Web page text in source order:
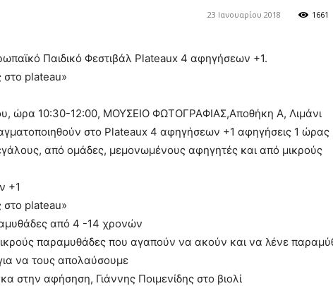
23 Ιανουαρίου 2018 1661
Παιδικό Φεστιβάλ Plateaux 4 αφηγήσεων +1.
στο plateau»
ώρα 10:30-12:00, ΜΟΥΣΕΙΟ ΦΩΤΟΓΡΑΦΙΑΣ,Αποθήκη Α, Λιμάνι
στο Plateaux 4 αφηγήσεων +1 αφηγήσεις 1 ώρας
από ομάδες, μεμονωμένους αφηγητές και από μικρούς
+1
στο plateau»
από 4 -14 χρονών
παραμυθάδες που αγαπούν να ακούν και να λένε
να τους απολαύσουμε
στην αφήσηση, Γιάννης Ποιμενίδης στο βιολί